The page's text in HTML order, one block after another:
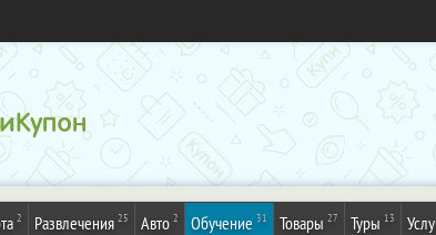
2 Развлечения 25 Авто 2 Обучение 31 Товары 27 Туры 13